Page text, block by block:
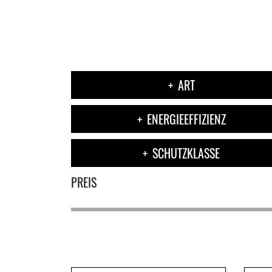
ART
ENERGIEEFFIZIENZ
SCHUTZKLASSE
PREIS